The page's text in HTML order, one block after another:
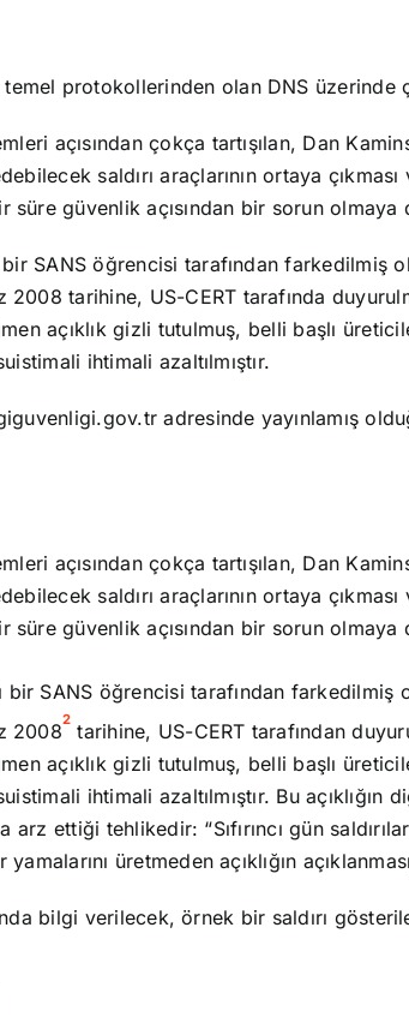
temel protokollerinden olan DNS üzerinde
açısından çokça tartışılan, Dan
saldırı araçlarının ortaya
süre güvenlik açısından bir sorun
bir SANS öğrencisi tarafından farkedilmiş
2008 tarihine, US-CERT tarafında
açıklık gizli tutulmuş, belli başlı
ihtimali azaltılmıştır.
adresinde yayınlamış
açısından çokça tartışılan, Dan
saldırı araçlarının ortaya
süre güvenlik açısından bir sorun
bir SANS öğrencisi tarafından farkedilmiş
20082 tarihine, US-CERT tarafından
açıklık gizli tutulmuş, belli başlı
ihtimali azaltılmıştır. Bu
ettiği tehlikedir: “Sıfırıncı gün
üretmeden açıklığın
bilgi verilecek, örnek bir saldırı